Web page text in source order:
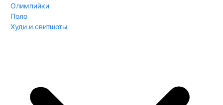
Олимпийки
Поло
Худи и свитшоты